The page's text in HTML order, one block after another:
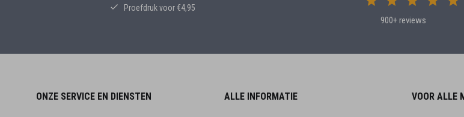
Proefdruk voor €4,95
900+ reviews
ONZE SERVICE EN DIENSTEN ALLE INFORMATIE VOOR ALLE